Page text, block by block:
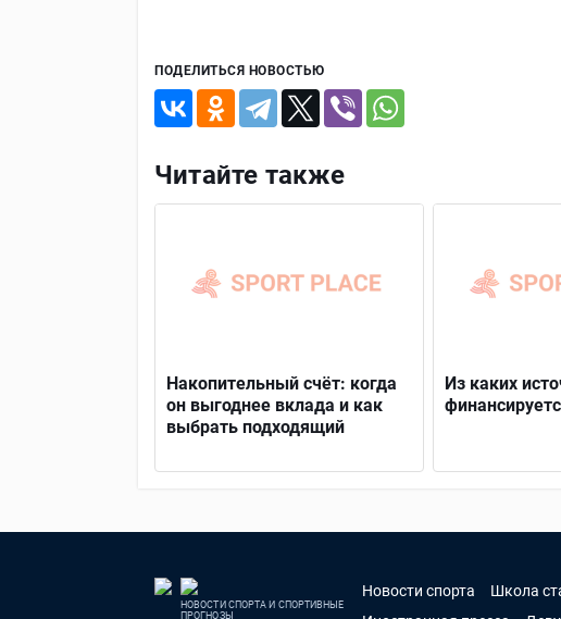
ПОДЕЛИТЬСЯ НОВОСТЬЮ
Читайте также
Накопительный счёт: когда
он выгоднее вклада и как
выбрать подходящий
Из каких
НОВОСТИ СПОРТА И СПОРТИВНЫЕ
ПРОГНОЗЫ
Новости спорта Школа